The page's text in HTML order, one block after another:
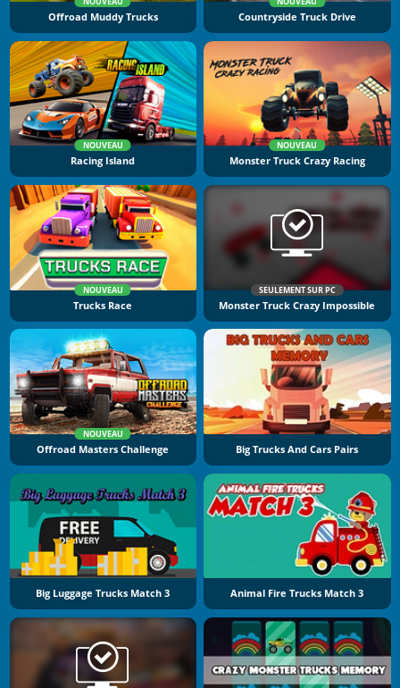
Offroad Muddy Trucks Countryside Truck Drive
NOUVEAU
Racing Island
NOUVEAU
Monster Truck Crazy Racing
NOUVEAU
Trucks Race
SEULEMENT SUR PC
Monster Truck Crazy Impossible
NOUVEAU
Offroad Masters Challenge Big Trucks And Cars Pairs
Big Luggage Trucks Match 3 Animal Fire Trucks Match 3